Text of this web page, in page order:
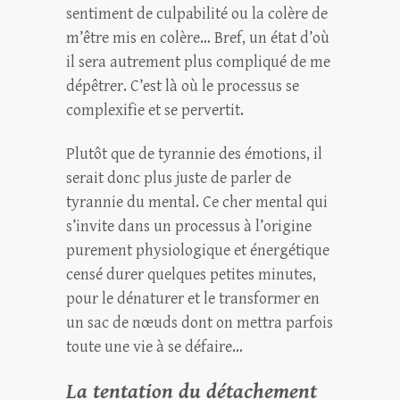
sentiment de culpabilité ou la colère de
m’être mis en colère… Bref, un état d’où
il sera autrement plus compliqué de me
dépêtrer. C’est là où le processus se
complexifie et se pervertit.
Plutôt que de tyrannie des émotions, il
serait donc plus juste de parler de
tyrannie du mental. Ce cher mental qui
s’invite dans un processus à l’origine
purement physiologique et énergétique
censé durer quelques petites minutes,
pour le dénaturer et le transformer en
un sac de nœuds dont on mettra parfois
toute une vie à se défaire…
La tentation du détachement